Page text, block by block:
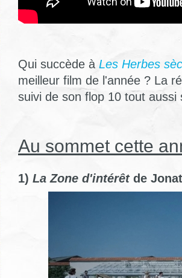
Qui succède à Les Herbes
meilleur film de l'année ? La
suivi de son flop 10 tout aussi
Au sommet cette
1) La Zone d'intérêt de